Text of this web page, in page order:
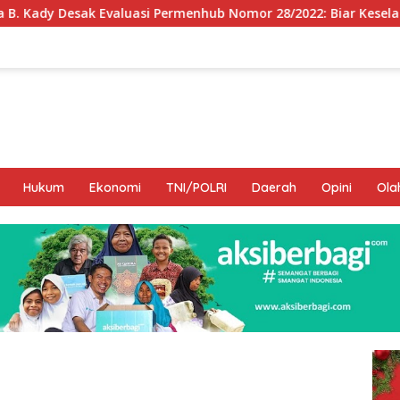
Nomor 28/2022: Biar Keselamatan Pelayaran Tak
Hukum Ekonomi TNI/POLRI Daerah Opini